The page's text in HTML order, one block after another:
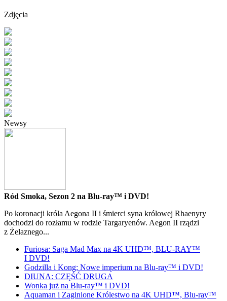
Zdjęcia
Newsy
Ród Smoka, Sezon 2 na Blu-ray™ i DVD!
Po koronacji króla Aegona II i śmierci syna królowej Rhaenyry
dochodzi do rozłamu w rodzie Targaryenów. Aegon II rządzi
z Żelaznego...
Furiosa: Saga Mad Max na 4K UHD™, BLU-RAY™
I DVD!
Godzilla i Kong: Nowe imperium na Blu-ray™ i DVD!
DIUNA: CZĘŚĆ DRUGA
Wonka już na Blu-ray™ i DVD!
Aquaman i Zaginione Królestwo na 4K UHD™, Blu-ray™